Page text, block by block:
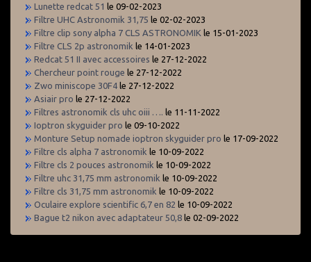
Lunette redcat 51 le 09-02-2023
Filtre UHC Astronomik 31,75 le 02-02-2023
Filtre clip sony alpha 7 CLS ASTRONOMIK le 15-01-2023
Filtre CLS 2p astronomik le 14-01-2023
Redcat 51 II avec accessoires le 27-12-2022
Chercheur point rouge le 27-12-2022
Zwo miniscope 30F4 le 27-12-2022
Asiair pro le 27-12-2022
Filtres astronomik cls uhc oiii ….
le 11-11-2022
Ioptron skyguider pro le 09-10-2022
Monture Setup nomade ioptron skyguider pro le 17-09-2022
Filtre cls alpha 7 astronomik le 10-09-2022
Filtre cls 2 pouces astronomik le 10-09-2022
Filtre uhc 31,75 mm astronomik le 10-09-2022
Filtre cls 31,75 mm astronomik le 10-09-2022
Oculaire explore scientific 6,7 en 82 le 10-09-2022
Bague t2 nikon avec adaptateur 50,8 le 02-09-2022